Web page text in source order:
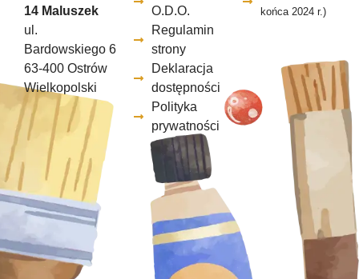
14 Maluszek
ul.
Bardowskiego 6
63-400 Ostrów
Wielkopolski
O.D.O.
Regulamin
strony
Deklaracja
dostępności
Polityka
prywatności
końca 2024 r.)